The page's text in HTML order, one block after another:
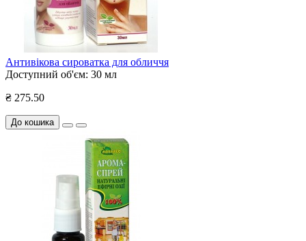
Антивікова сироватка для обличчя
Доступний об'єм: 30 мл
₴ 275.50
До кошика